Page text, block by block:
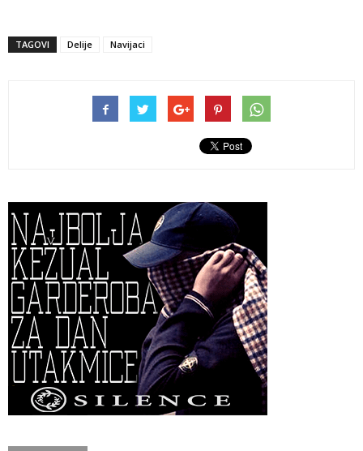
TAGOVI Delije Navijaci